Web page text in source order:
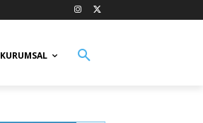
KURUMSAL